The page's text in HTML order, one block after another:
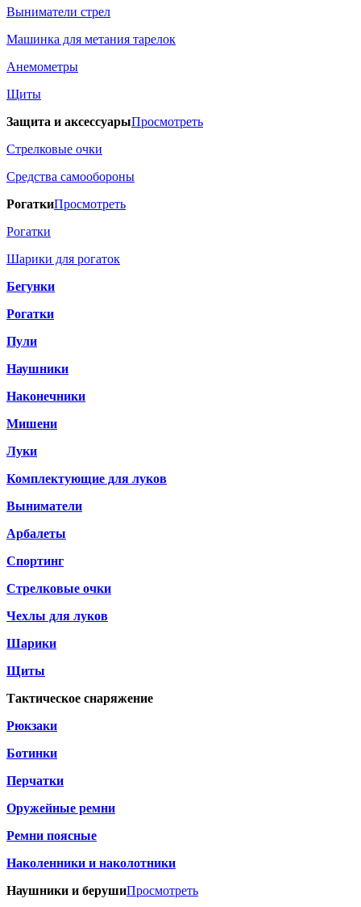
Выниматели стрел
Машинка для метания тарелок
Анемометры
Щиты
Защита и аксессуарыПросмотреть
Стрелковые очки
Средства самообороны
РогаткиПросмотреть
Рогатки
Шарики для рогаток
Бегунки
Рогатки
Пули
Наушники
Наконечники
Мишени
Луки
Комплектующие для луков
Выниматели
Арбалеты
Спортинг
Стрелковые очки
Чехлы для луков
Шарики
Щиты
Тактическое снаряжение
Рюкзаки
Ботинки
Перчатки
Оружейные ремни
Ремни поясные
Наколенники и наколотники
Наушники и берушиПросмотреть